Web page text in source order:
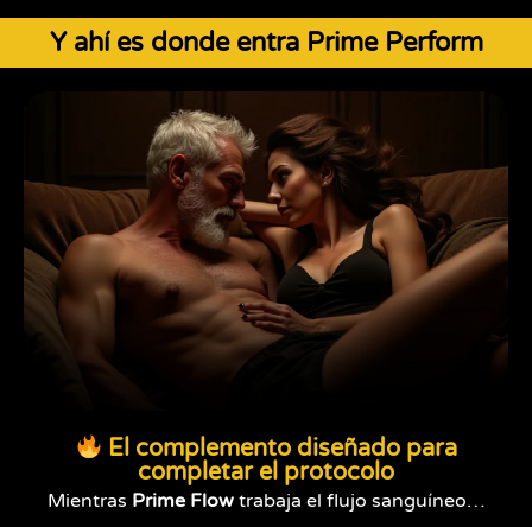
Y ahí es donde entra Prime Perform
El complemento diseñado para
completar el protocolo
Mientras Prime Flow trabaja el flujo sanguíneo…